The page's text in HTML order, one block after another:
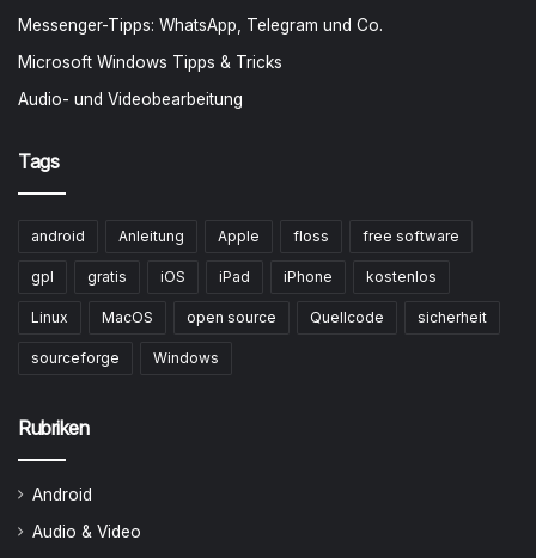
Messenger-Tipps: WhatsApp, Telegram und Co.
Microsoft Windows Tipps & Tricks
Audio- und Videobearbeitung
Tags
android Anleitung Apple floss free software
gpl gratis iOS iPad iPhone kostenlos
Linux MacOS open source Quellcode sicherheit
sourceforge Windows
Rubriken
Android
Audio & Video